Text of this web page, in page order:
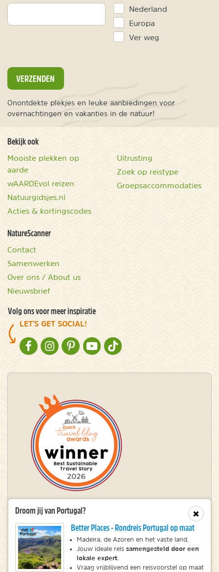
Nederland
Europa
Ver weg
VERZENDEN
Onontdekte plekjes en leuke aanbiedingen voor
overnachtingen en vakanties in de natuur!
Bekijk ook
Mooiste plekken op
aarde
wAARDEvol reizen
Natuurgidsjes.nl
Acties & kortingscodes
Uitrusting
Zoek op reistype
Groepsaccommodaties
NatureScanner
Contact
Samenwerken
Over ons / About us
Nieuwsbrief
Volg ons voor meer inspiratie
LET'S GET SOCIAL!
NATURESCANNER OP FACEBOOK
NATURESCANNER OP INSTAGRAM
NATURESCANNER OP PINTEREST
NATURESCANNER OP YOUTUBE
NATURESCANNER OP TIKTOK
Winnaar Dutch Travel Blog Awards
© 2010 – 2026 NatureScanner.nl
Veelgestelde vragen
Sluit
Droom jij van Portugal?
Better Places - Rondreis Portugal op maat
Madeira, de Azoren en het vaste land.
Jouw ideale reis samengesteld door een
lokale expert
Vraag vrijblijvend een reisvoorstel op maat